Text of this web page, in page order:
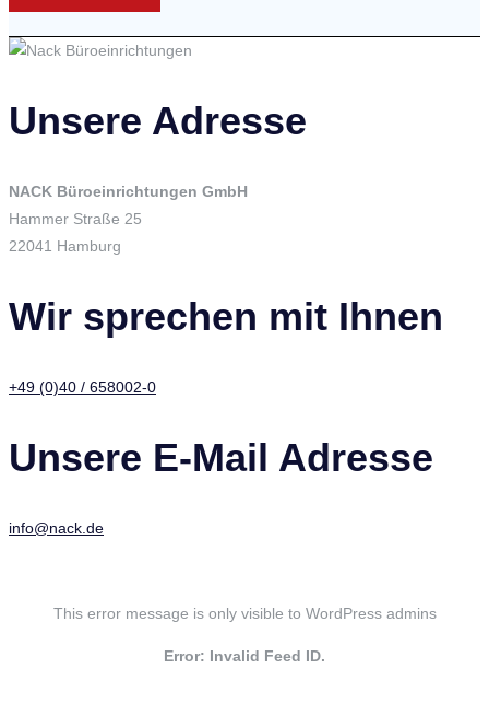
Unsere Adresse
NACK Büroeinrichtungen GmbH
Hammer Straße 25
22041 Hamburg
Wir sprechen mit Ihnen
+49 (0)40 / 658002-0
Unsere E-Mail Adresse
info@nack.de
This error message is only visible to WordPress admins
Error: Invalid Feed ID.